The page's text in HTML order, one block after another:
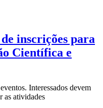
inscrições para
Científica e
Interessados devem
as atividades